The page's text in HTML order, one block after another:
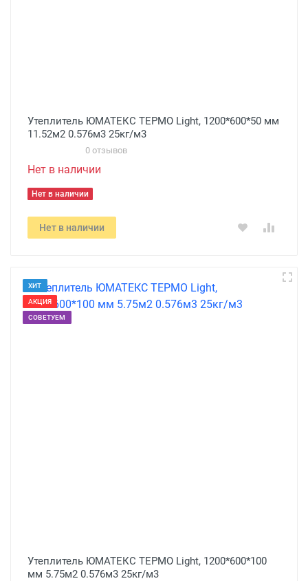
Утеплитель ЮМАТЕКС ТЕРМО Light, 1200*600*50 мм
11.52м2 0.576м3 25кг/м3
0 отзывов
Нет в наличии
Нет в наличии
Нет в наличии
ХИТ
АКЦИЯ
СОВЕТУЕМ
Утеплитель ЮМАТЕКС ТЕРМО Light, 1200*600*100
мм 5.75м2 0.576м3 25кг/м3